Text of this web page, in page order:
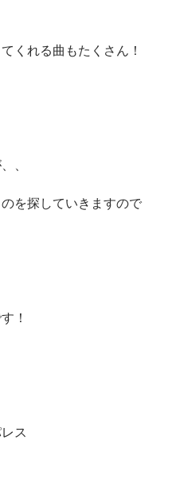
くれる曲もたくさん！
、
を探していきますので
！
ス